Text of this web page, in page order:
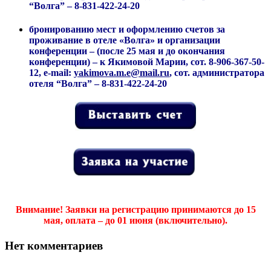
“Волга” – 8-831-422-24-20
бронированию мест и оформлению счетов за
проживание в отеле «Волга» и организации
конференции –(после 25 мая и до окончания
конференции) – к Якимовой Марии, сот. 8-906-367-50-
12, e-mail: yakimova.m.e@mail.ru, сот. администратора
отеля “Волга” – 8-831-422-24-20
Внимание! Заявки на регистрацию принимаются до 15
мая, оплата – до 01 июня (включительно).
Нет комментариев